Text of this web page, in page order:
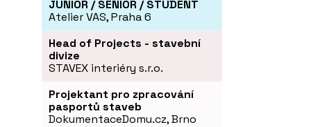
JUNIOR / SENIOR / STUDENT
Atelier VAS, Praha 6
Head of Projects - stavební
divize
STAVEX interiéry s.r.o.
Projektant pro zpracování
pasportů staveb
DokumentaceDomu.cz, Brno